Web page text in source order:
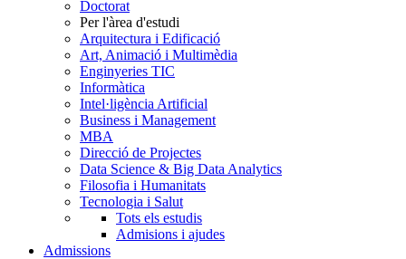
Doctorat
Per l'àrea d'estudi
Arquitectura i Edificació
Art, Animació i Multimèdia
Enginyeries TIC
Informàtica
Intel·ligència Artificial
Business i Management
MBA
Direcció de Projectes
Data Science & Big Data Analytics
Filosofia i Humanitats
Tecnologia i Salut
Tots els estudis
Admisions i ajudes
Admissions